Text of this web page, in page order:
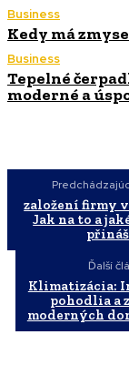
Business
Kedy má
Business
Tepelné
moderné a
založení firmy
Jak na to a
Ďalší
Klimatizácia:
pohodlia a
moderných